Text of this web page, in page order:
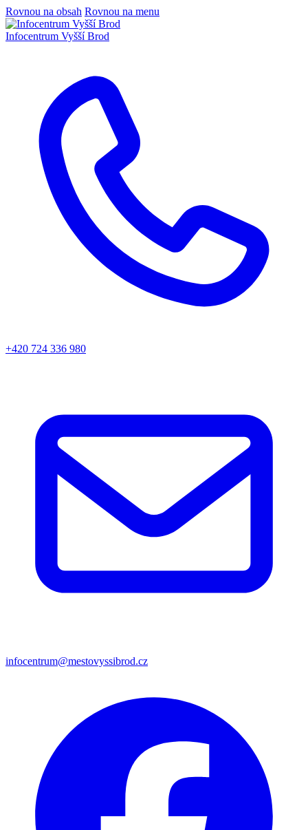
Rovnou na obsah Rovnou na menu
Infocentrum Vyšší Brod
+420 724 336 980
infocentrum@mestovyssibrod.cz